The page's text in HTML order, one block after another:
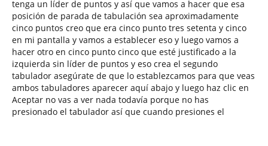
tenga un líder de puntos y así que vamos a hacer que esa
posición de parada de tabulación sea aproximadamente
cinco puntos creo que era cinco punto tres setenta y cinco
en mi pantalla y vamos a establecer eso y luego vamos a
hacer otro en cinco punto cinco que esté justificado a la
izquierda sin líder de puntos y eso crea el segundo
tabulador asegúrate de que lo establezcamos para que veas
ambos tabuladores aparecer aquí abajo y luego haz clic en
Aceptar no vas a ver nada todavía porque no has
presionado el tabulador así que cuando presiones el